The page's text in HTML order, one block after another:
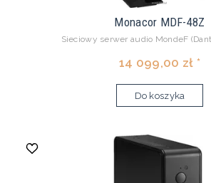
Monacor MDF-48Z
Sieciowy serwer audio MondeF
14 099,00 zł *
Do koszyka